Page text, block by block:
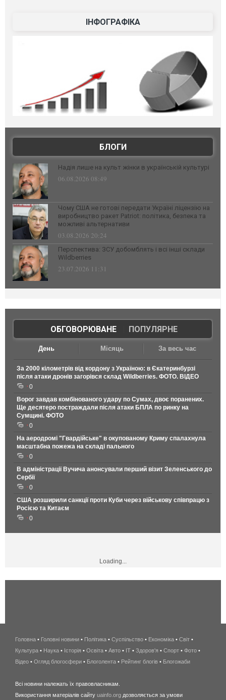
ІНФОГРАФІКА
БЛОГИ
Надія лише на культ жінки в українській культурі
06.08.2026 08:49
Чому США не готові передати Україні ліцензію на
виробництво ракет Patriot: політика, безпека та
можливі альтернативи
03.08.2026 20:24
Перспектива: ЗСУ добомблять і всі інші склади
Wildberries
23.07.2026 11:31
ОБГОВОРЮВАНЕ| ПОПУЛЯРНЕ
День Місяць За весь час
За 2000 кілометрів від кордону з Україною: в Єкатеринбурзі
після атаки дронів загорівся склад Wildberries. ФОТО. ВІДЕО
0
Ворог завдав комбінованого удару по Сумах, двоє поранених.
Ще десятеро постраждали після атаки БПЛА по ринку на
Сумщині. ФОТО
0
На аеродромі "Гвардійське" в окупованому Криму спалахнула
масштабна пожежа на складі пального
0
В адміністрації Вучича анонсували перший візит Зеленського до
Сербії
0
США розширили санкції проти Куби через військову співпрацю з
Росією та Китаєм
0
Loading...
беспроводной
интернет
киев
wimax
Головна • Головні новини • Політика • Суспільство • Економіка • Світ •
Культура • Наука • Історія • Освіта • Авто • IT • Здоров'я • Спорт • Фото •
Відео • Огляд блогосфери • Блоголента • Рейтинг блогів • Блогожаби
Всі новини належать їх правовласникам.
Використання матеріалів сайту uainfo.org дозволяється за умови